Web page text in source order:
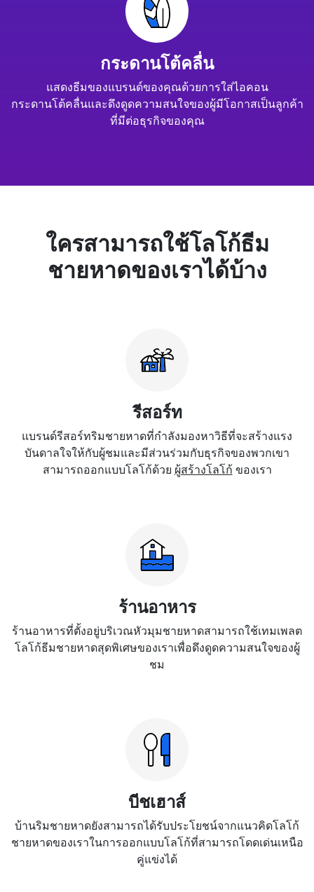
กระดานโต้คลื่น
แสดงธีมของแบรนด์ของคุณด้วยการใส่ไอคอน
กระดานโต้คลื่นและดึงดูดความสนใจของผู้มีโอกาสเป็นลูกค้า
ที่มีต่อธุรกิจของคุณ
ใครสามารถใช้โลโก้ธีม
ชายหาดของเราได้บ้าง
รีสอร์ท
แบรนด์รีสอร์ทริมชายหาดที่กำลังมองหาวิธีที่จะสร้างแรง
บันดาลใจให้กับผู้ชมและมีส่วนร่วมกับธุรกิจของพวกเขา
สามารถออกแบบโลโก้ด้วย ผู้สร้างโลโก้ ของเรา
ร้านอาหาร
ร้านอาหารที่ตั้งอยู่บริเวณหัวมุมชายหาดสามารถใช้เทมเพลต
โลโก้ธีมชายหาดสุดพิเศษของเราเพื่อดึงดูดความสนใจของผู้
ชม
บีชเฮาส์
บ้านริมชายหาดยังสามารถได้รับประโยชน์จากแนวคิดโลโก้
ชายหาดของเราในการออกแบบโลโก้ที่สามารถโดดเด่นเหนือ
คู่แข่งได้